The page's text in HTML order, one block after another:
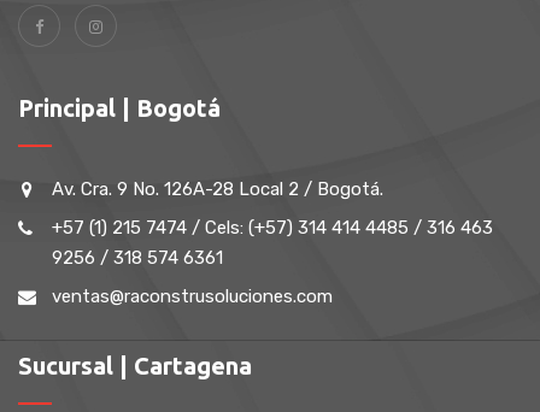
Principal | Bogotá
Av. Cra. 9 No. 126A-28 Local 2 / Bogotá.
+57 (1) 215 7474 / Cels: (+57) 314 414 4485 / 316 463
9256 / 318 574 6361
ventas@raconstrusoluciones.com
Sucursal | Cartagena